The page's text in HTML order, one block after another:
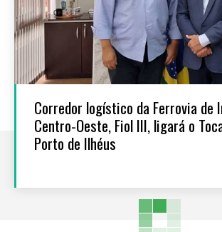
Corredor logístico da Ferrovia de
Centro-Oeste, Fiol III, ligará o
Porto de Ilhéus